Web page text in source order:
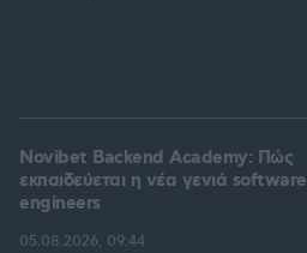
Novibet Backend Academy: Πώς
εκπαιδεύεται η νέα γενιά software
engineers
05.08.2026, 09:44